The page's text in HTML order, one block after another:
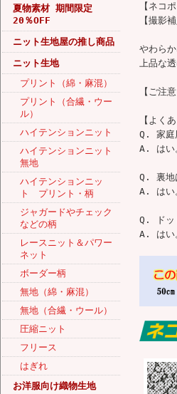
夏物素材 期間限定
20％OFF
ニット生地屋の推し商品
ニット生地
プリント（綿・麻混）
プリント（合繊・ウー
ル）
ハイテンションニット
ハイテンションニット
無地
ハイテンションニッ
ト プリント・柄
ジャガードやチェック
などの柄
レースニット＆パワー
ネット
ボーダー柄
無地（綿・麻混）
無地（合繊・ウール）
圧縮ニット
フリース
はぎれ
お洋服向け織物生地
【ネコ
【撮影
やわら
上品な
【ご注
【よく
Q. 家庭
A. はい
Q. 裏地
A. はい
Q. ドッ
A. はい